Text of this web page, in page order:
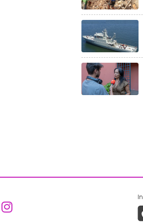
Aceder ao Facebook da
Aceder ao Instagram